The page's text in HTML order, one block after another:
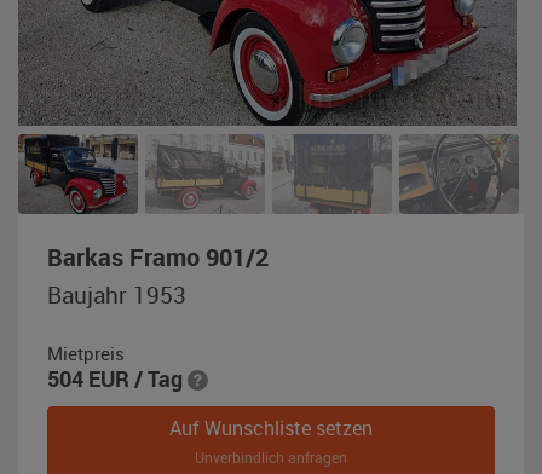
Barkas Framo 901/2,
rot
Baujahr 1953
Mietpreis
504 EUR / Tag
Auf Wunschliste setzen
Unverbindlich anfragen